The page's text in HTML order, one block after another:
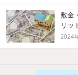
敷金
リッ
2024